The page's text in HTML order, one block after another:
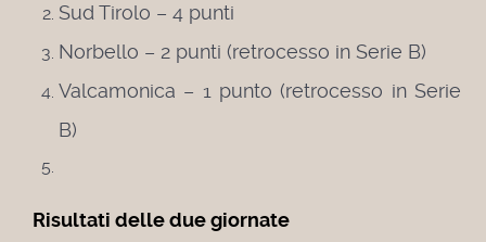
Sud Tirolo – 4 punti
Norbello – 2 punti (retrocesso in Serie B)
Valcamonica – 1 punto (retrocesso in Serie
B)
Risultati delle due giornate